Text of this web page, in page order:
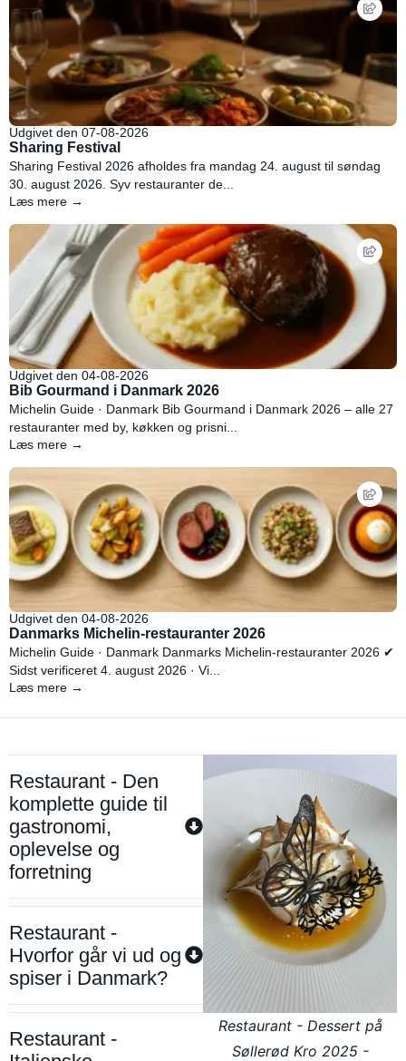
Udgivet den 07-08-2026
Sharing Festival
Sharing Festival 2026 afholdes fra mandag 24. august til søndag
30. august 2026. Syv restauranter de...
Læs mere →
Udgivet den 04-08-2026
Bib Gourmand i Danmark 2026
Michelin Guide · Danmark Bib Gourmand i Danmark 2026 – alle 27
restauranter med by, køkken og prisni...
Læs mere →
Udgivet den 04-08-2026
Danmarks Michelin-restauranter 2026
Michelin Guide · Danmark Danmarks Michelin-restauranter 2026 ✔
Sidst verificeret 4. august 2026 · Vi...
Læs mere →
Restaurant - Den
komplette guide til
gastronomi,
oplevelse og
forretning
Restaurant -
Hvorfor går vi ud og
spiser i Danmark?
Restaurant -
Restaurant - Dessert på
Søllerød Kro 2025 -